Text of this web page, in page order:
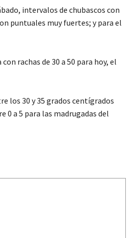
intervalos de chubascos con
puntuales muy fuertes; y para el
rachas de 30 a 50 para hoy, el
los 30 y 35 grados centígrados
0 a 5 para las madrugadas del